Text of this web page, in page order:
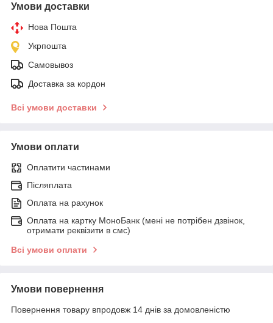
Умови доставки
Нова Пошта
Укрпошта
Самовывоз
Доставка за кордон
Всі умови доставки
Умови оплати
Оплатити частинами
Післяплата
Оплата на рахунок
Оплата на картку МоноБанк (мені не потрібен дзвінок,
отримати реквізити в смс)
Всі умови оплати
Умови повернення
Повернення товару впродовж 14 днів за домовленістю